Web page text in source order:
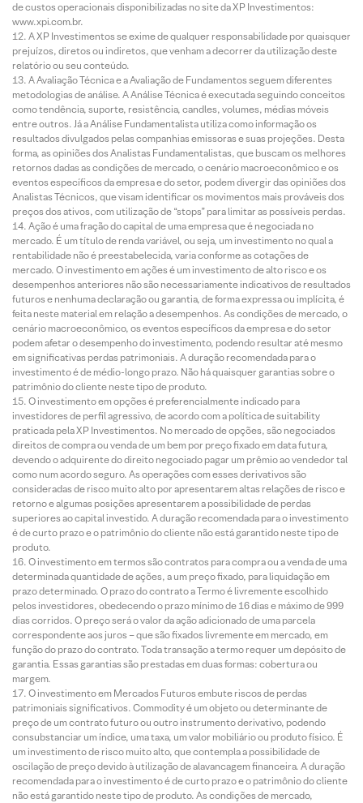
de custos operacionais disponibilizadas no site da XP Investimentos:
www.xpi.com.br.
A XP Investimentos se exime de qualquer responsabilidade por quaisquer
prejuízos, diretos ou indiretos, que venham a decorrer da utilização deste
relatório ou seu conteúdo.
A Avaliação Técnica e a Avaliação de Fundamentos seguem diferentes
metodologias de análise. A Análise Técnica é executada seguindo conceitos
como tendência, suporte, resistência, candles, volumes, médias móveis
entre outros. Já a Análise Fundamentalista utiliza como informação os
resultados divulgados pelas companhias emissoras e suas projeções. Desta
forma, as opiniões dos Analistas Fundamentalistas, que buscam os melhores
retornos dadas as condições de mercado, o cenário macroeconômico e os
eventos específicos da empresa e do setor, podem divergir das opiniões dos
Analistas Técnicos, que visam identificar os movimentos mais prováveis dos
preços dos ativos, com utilização de “stops” para limitar as possíveis perdas.
Ação é uma fração do capital de uma empresa que é negociada no
mercado. É um título de renda variável, ou seja, um investimento no qual a
rentabilidade não é preestabelecida, varia conforme as cotações de
mercado. O investimento em ações é um investimento de alto risco e os
desempenhos anteriores não são necessariamente indicativos de resultados
futuros e nenhuma declaração ou garantia, de forma expressa ou implícita, é
feita neste material em relação a desempenhos. As condições de mercado, o
cenário macroeconômico, os eventos específicos da empresa e do setor
podem afetar o desempenho do investimento, podendo resultar até mesmo
em significativas perdas patrimoniais. A duração recomendada para o
investimento é de médio-longo prazo. Não há quaisquer garantias sobre o
patrimônio do cliente neste tipo de produto.
O investimento em opções é preferencialmente indicado para
investidores de perfil agressivo, de acordo com a política de suitability
praticada pela XP Investimentos. No mercado de opções, são negociados
direitos de compra ou venda de um bem por preço fixado em data futura,
devendo o adquirente do direito negociado pagar um prêmio ao vendedor tal
como num acordo seguro. As operações com esses derivativos são
consideradas de risco muito alto por apresentarem altas relações de risco e
retorno e algumas posições apresentarem a possibilidade de perdas
superiores ao capital investido. A duração recomendada para o investimento
é de curto prazo e o patrimônio do cliente não está garantido neste tipo de
produto.
O investimento em termos são contratos para compra ou a venda de uma
determinada quantidade de ações, a um preço fixado, para liquidação em
prazo determinado. O prazo do contrato a Termo é livremente escolhido
pelos investidores, obedecendo o prazo mínimo de 16 dias e máximo de 999
dias corridos. O preço será o valor da ação adicionado de uma parcela
correspondente aos juros – que são fixados livremente em mercado, em
função do prazo do contrato. Toda transação a termo requer um depósito de
garantia. Essas garantias são prestadas em duas formas: cobertura ou
margem.
O investimento em Mercados Futuros embute riscos de perdas
patrimoniais significativos. Commodity é um objeto ou determinante de
preço de um contrato futuro ou outro instrumento derivativo, podendo
consubstanciar um índice, uma taxa, um valor mobiliário ou produto físico. É
um investimento de risco muito alto, que contempla a possibilidade de
oscilação de preço devido à utilização de alavancagem financeira. A duração
recomendada para o investimento é de curto prazo e o patrimônio do cliente
não está garantido neste tipo de produto. As condições de mercado,